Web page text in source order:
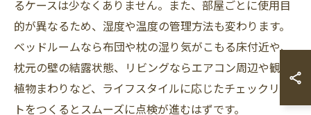
るケースは少なくありません。また、部屋ごとに使用目
的が異なるため、湿度や温度の管理方法も変わります。
ベッドルームなら布団や枕の湿り気がこもる床付近や、
枕元の壁の結露状態、リビングならエアコン周辺や観葉
植物まわりなど、ライフスタイルに応じたチェックリス
トをつくるとスムーズに点検が進むはずです。